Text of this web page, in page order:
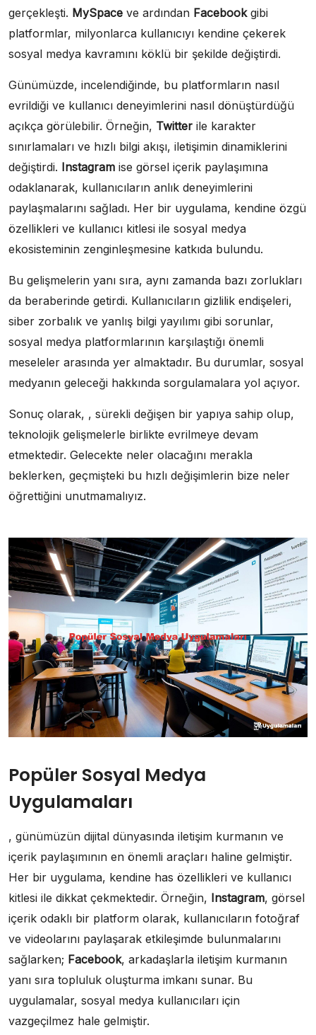
gerçekleşti. MySpace ve ardından Facebookgibi
platformlar, milyonlarca kullanıcıyı kendine çekerek
sosyal medya kavramını köklü bir şekilde değiştirdi.
Günümüzde, incelendiğinde, bu platformların nasıl
evrildiği ve kullanıcı deneyimlerini nasıl dönüştürdüğü
açıkça görülebilir. Örneğin, Twitter ile karakter
sınırlamaları ve hızlı bilgi akışı, iletişimin dinamiklerini
değiştirdi. Instagram ise görsel içerik paylaşımına
odaklanarak, kullanıcıların anlık deneyimlerini
paylaşmalarını sağladı. Her bir uygulama, kendine özgü
özellikleri ve kullanıcı kitlesi ile sosyal medya
ekosisteminin zenginleşmesine katkıda bulundu.
Bu gelişmelerin yanı sıra, aynı zamanda bazı zorlukları
da beraberinde getirdi. Kullanıcıların gizlilik endişeleri,
siber zorbalık ve yanlış bilgi yayılımı gibi sorunlar,
sosyal medya platformlarının karşılaştığı önemli
meseleler arasında yer almaktadır. Bu durumlar, sosyal
medyanın geleceği hakkında sorgulamalara yol açıyor.
Sonuç olarak, , sürekli değişen bir yapıya sahip olup,
teknolojik gelişmelerle birlikte evrilmeye devam
etmektedir. Gelecekte neler olacağını merakla
beklerken, geçmişteki bu hızlı değişimlerin bize neler
öğrettiğini unutmamalıyız.
Popüler Sosyal Medya
Uygulamaları
, günümüzün dijital dünyasında iletişim kurmanın ve
içerik paylaşımının en önemli araçları haline gelmiştir.
Her bir uygulama, kendine has özellikleri ve kullanıcı
kitlesi ile dikkat çekmektedir. Örneğin, Instagram, görsel
içerik odaklı bir platform olarak, kullanıcıların fotoğraf
ve videolarını paylaşarak etkileşimde bulunmalarını
sağlarken; Facebook, arkadaşlarla iletişim kurmanın
yanı sıra topluluk oluşturma imkanı sunar. Bu
uygulamalar, sosyal medya kullanıcıları için
vazgeçilmez hale gelmiştir.